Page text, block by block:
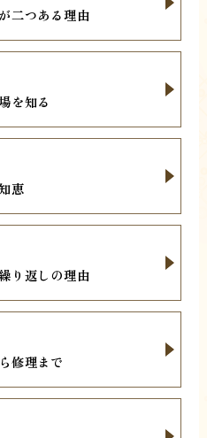
二つある理由
を知る
恵
り返しの理由
修理まで